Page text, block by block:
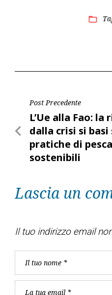
folder_open
articoli
Post Precedente
Post
Precedente
L’Ue alla Fao: la
dalla crisi si basi
pratiche di pesca
sostenibili
Lascia un
Il tuo indirizzo email